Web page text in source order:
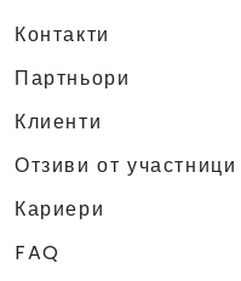
Контакти
Партньори
Клиенти
Отзиви от участници
Кариери
FAQ